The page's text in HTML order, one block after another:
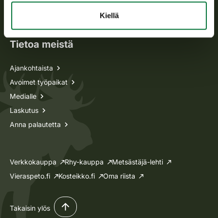
Kiellä
Oma riista -asiat
Tietoa meistä
Ajankohtaista
Avoimet työpaikat
Medialle
Laskutus
Anna palautetta
Verkkokauppa Rhy-kauppa
Metsästäjä-lehti
Vieraspeto.fi
Kosteikko.fi Oma riista
Takaisin ylös